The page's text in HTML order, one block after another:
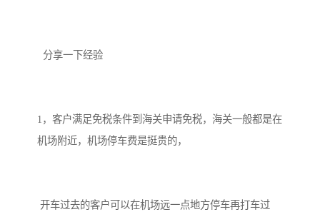
分享一下经验
1，客户满足免税条件到海关申请免税，海关一般都是在
机场附近，机场停车费是挺贵的，
开车过去的客户可以在机场远一点地方停车再打车过